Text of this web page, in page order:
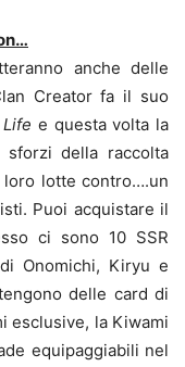
anche delle
Creator fa il suo
e questa volta la
della raccolta
lotte contro….un
Puoi acquistare il
ci sono 10 SSR
Onomichi, Kiryu e
delle card di
esclusive, la Kiwami
equipaggiabili nel